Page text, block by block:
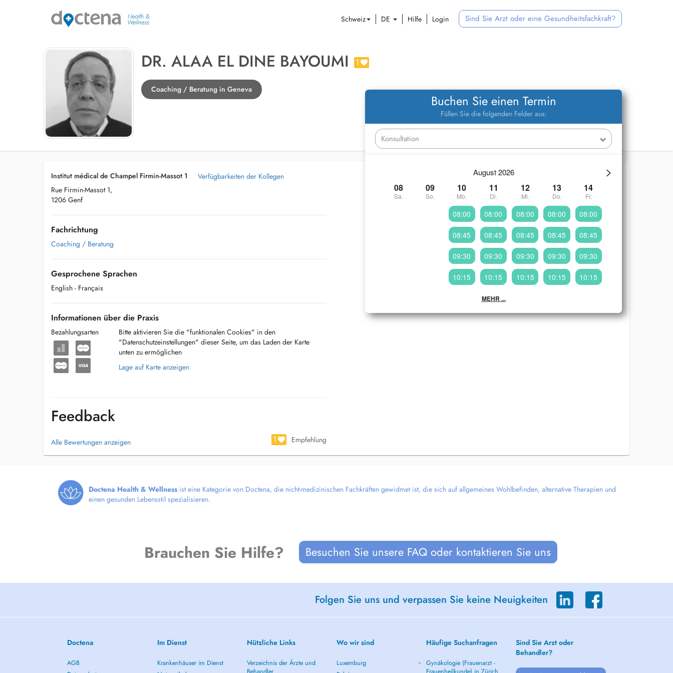
Schweiz DE Hilfe Login Sind Sie Arzt oder eine Gesundheitsfachkraft?
DR. ALAA EL DINE BAYOUMI 1
Coaching / Beratung in Geneva
Buchen Sie einen Termin
Füllen Sie die folgenden Felder aus:
>
August 2026
08
Sa.
09
So.
10
Mo.
11
Di.
12
Mi.
13
Do.
14
Fr.
08:00
08:45
09:30
10:15
08:00
08:45
09:30
10:15
08:00
08:45
09:30
10:15
08:00
08:45
09:30
10:15
08:00
08:45
09:30
10:15
MEHR ...
Institut médical de Champel Firmin-Massot 1
Rue Firmin-Massot 1,
1206 Genf
Verfügbarkeiten der Kollegen
Fachrichtung
Coaching / Beratung
Gesprochene Sprachen
English - Français
Informationen über die Praxis
Bezahlungsarten
Bitte aktivieren Sie die "funktionalen Cookies" in den
"Datenschutzeinstellungen" dieser Seite, um das Laden der Karte
unten zu ermöglichen
Lage auf Karte anzeigen
Feedback
Alle Bewertungen anzeigen 1 Empfehlung
Doctena Health & Wellness ist eine Kategorie von Doctena, die nicht-medizinischen Fachkräften gewidmet ist, die sich auf allgemeines Wohlbefinden, alternative Therapien und
einen gesunden Lebensstil spezialisieren.
Brauchen Sie Hilfe? Besuchen Sie unsere FAQ oder kontaktieren Sie uns
Folgen Sie uns und verpassen Sie keine Neuigkeiten
Doctena
AGB
Im Dienst
Krankenhäuser im Dienst
Nützliche Links
Verzeichnis der Ärzte und
Wo wir sind
Luxemburg
Häufige Suchanfragen
Gynäkologie (Frauenarzt -
Sind Sie Arzt oder
Behandler?